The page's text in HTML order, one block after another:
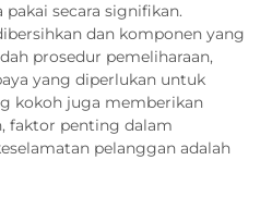
secara signifikan.
dan komponen yang
prosedur pemeliharaan,
yang diperlukan untuk
kokoh juga memberikan
faktor penting dalam
pelanggan adalah